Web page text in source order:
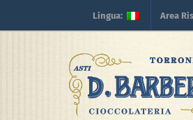
content
Lingua: Area